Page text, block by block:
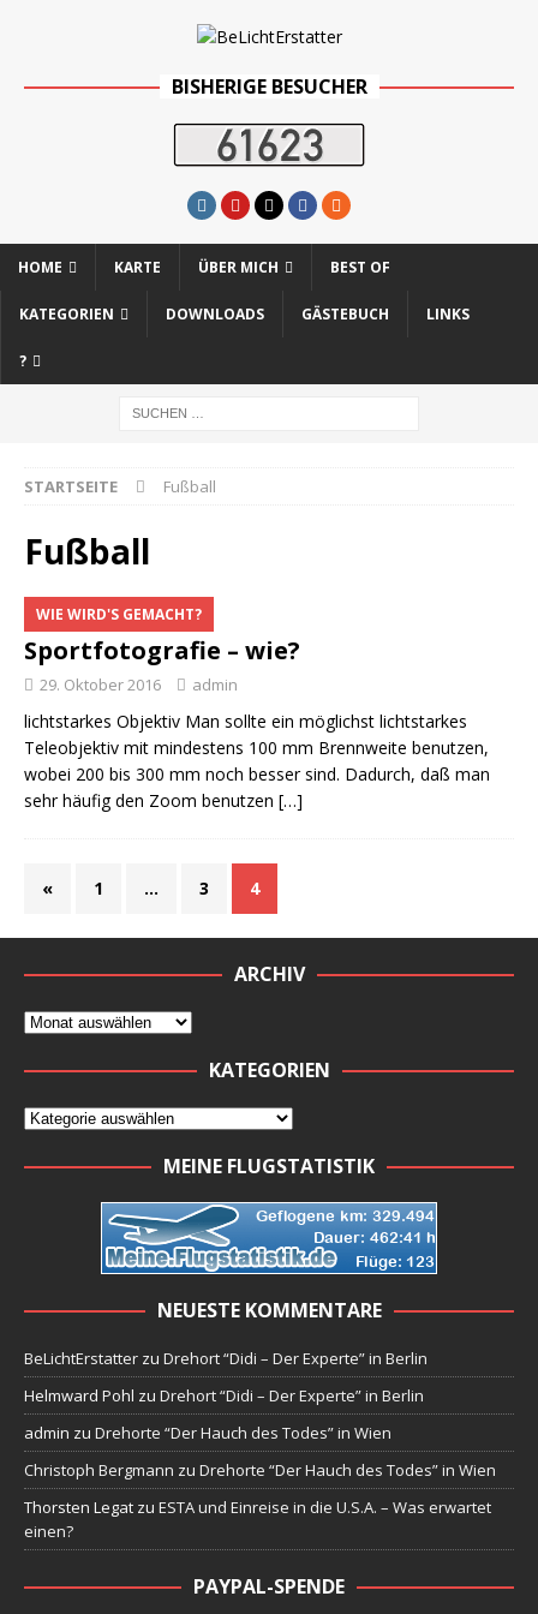
BISHERIGE BESUCHER
HOME KARTE ÜBER MICH BEST OF
KATEGORIEN DOWNLOADS GÄSTEBUCH LINKS
?
STARTSEITE Fußball
Fußball
WIE WIRD'S GEMACHT?
Sportfotografie – wie?
29. Oktober 2016 admin
lichtstarkes Objektiv Man sollte ein möglichst lichtstarkes
Teleobjektiv mit mindestens 100 mm Brennweite benutzen,
wobei 200 bis 300 mm noch besser sind. Dadurch, daß man
sehr häufig den Zoom benutzen […]
« 1 … 3 4
ARCHIV
KATEGORIEN
MEINE FLUGSTATISTIK
NEUESTE KOMMENTARE
BeLichtErstatter zu Drehort “Didi – Der Experte” in Berlin
Helmward Pohl zu Drehort “Didi – Der Experte” in Berlin
admin zu Drehorte “Der Hauch des Todes” in Wien
Christoph Bergmann zu Drehorte “Der Hauch des Todes” in Wien
Thorsten Legat zu ESTA und Einreise in die U.S.A. – Was erwartet
einen?
PAYPAL-SPENDE